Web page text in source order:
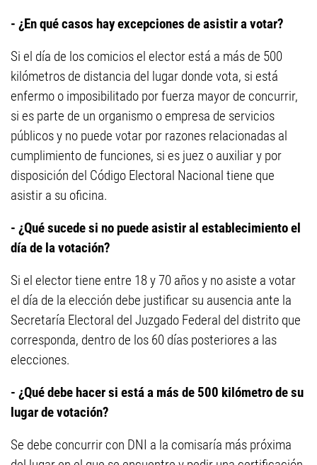
- ¿En qué casos hay excepciones de asistir a votar?
Si el día de los comicios el elector está a más de 500
kilómetros de distancia del lugar donde vota, si está
enfermo o imposibilitado por fuerza mayor de concurrir,
si es parte de un organismo o empresa de servicios
públicos y no puede votar por razones relacionadas al
cumplimiento de funciones, si es juez o auxiliar y por
disposición del Código Electoral Nacional tiene que
asistir a su oficina.
- ¿Qué sucede si no puede asistir al establecimiento el
día de la votación?
Si el elector tiene entre 18 y 70 años y no asiste a votar
el día de la elección debe justificar su ausencia ante la
Secretaría Electoral del Juzgado Federal del distrito que
corresponda, dentro de los 60 días posteriores a las
elecciones.
- ¿Qué debe hacer si está a más de 500 kilómetro de su
lugar de votación?
Se debe concurrir con DNI a la comisaría más próxima